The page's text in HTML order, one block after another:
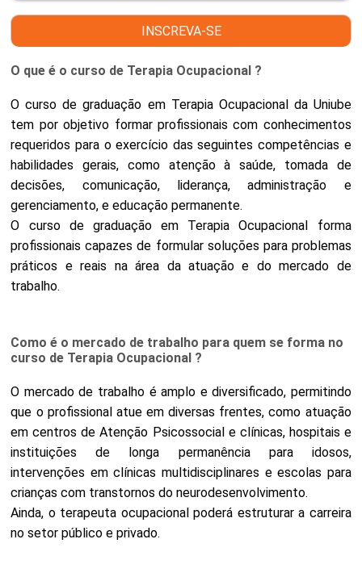
INSCREVA-SE
O que é o curso de Terapia Ocupacional ?
O curso de graduação em Terapia Ocupacional da Uniube
tem por objetivo formar profissionais com conhecimentos
requeridos para o exercício das seguintes competências e
habilidades gerais, como atenção à saúde, tomada de
decisões, comunicação, liderança, administração e
gerenciamento, e educação permanente.
O curso de graduação em Terapia Ocupacional forma
profissionais capazes de formular soluções para problemas
práticos e reais na área da atuação e do mercado de
trabalho.
Como é o mercado de trabalho para quem se forma no
curso de Terapia Ocupacional ?
O mercado de trabalho é amplo e diversificado, permitindo
que o profissional atue em diversas frentes, como atuação
em centros de Atenção Psicossocial e clínicas, hospitais e
instituições de longa permanência para idosos,
intervenções em clínicas multidisciplinares e escolas para
crianças com transtornos do neurodesenvolvimento.
Ainda, o terapeuta ocupacional poderá estruturar a carreira
no setor público e privado.